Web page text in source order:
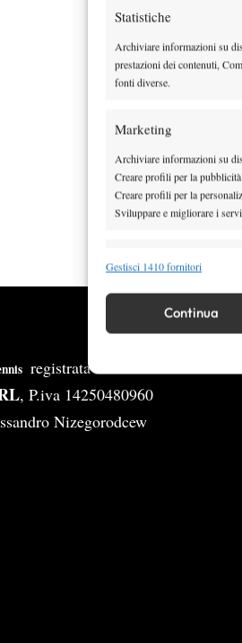
Statistiche
Archiviare informazioni su
prestazioni dei contenuti,
fonti diverse.
Marketing
Archiviare informazioni su
Creare profili per la
Creare profili per la
Sviluppare e migliorare i
Funzionalità
Identificare i dispositivi in
Garantire la
Erogare e presentare
scelte sulla privacy.
Gestisci 1410 fornitori
Continua
registrata Aut-Trib Milano n°
, P.iva 14250480960
Nizegorodcew